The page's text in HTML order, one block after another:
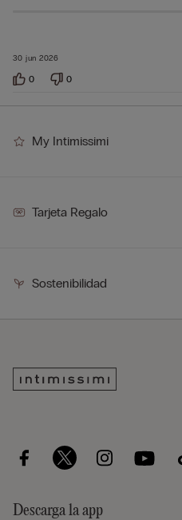
30 jun 2026
0 0
My Intimissimi
Tarjeta Regalo
Sostenibilidad
Descarga la app